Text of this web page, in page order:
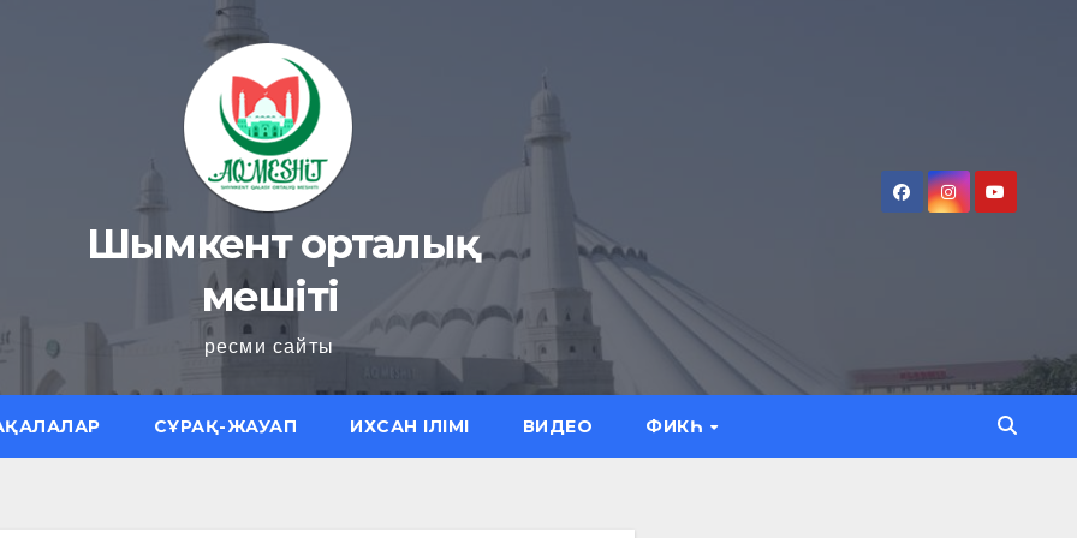
Шымкент орталық
мешіті
ресми сайты
СҰРАҚ-ЖАУАП ИХСАН ІЛІМІ ВИДЕО ФИКҺ